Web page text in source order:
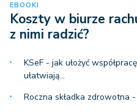
EBOOKI
Koszty w biurze
z nimi radzić?
KSeF - jak ułożyć
ułatwiają…
Roczna składka zdrowotna